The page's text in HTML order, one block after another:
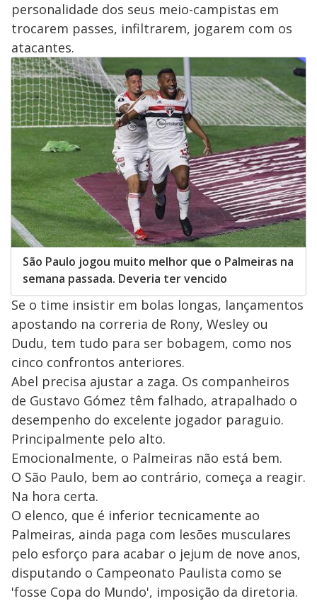
personalidade dos seus meio-campistas em
trocarem passes, infiltrarem, jogarem com os
atacantes.
São Paulo jogou muito melhor que o Palmeiras na
semana passada. Deveria ter vencido
Se o time insistir em bolas longas, lançamentos
apostando na correria de Rony, Wesley ou
Dudu, tem tudo para ser bobagem, como nos
cinco confrontos anteriores.
Abel precisa ajustar a zaga. Os companheiros
de Gustavo Gómez têm falhado, atrapalhado o
desempenho do excelente jogador paraguio.
Principalmente pelo alto.
Emocionalmente, o Palmeiras não está bem.
O São Paulo, bem ao contrário, começa a reagir.
Na hora certa.
O elenco, que é inferior tecnicamente ao
Palmeiras, ainda paga com lesões musculares
pelo esforço para acabar o jejum de nove anos,
disputando o Campeonato Paulista como se
'fosse Copa do Mundo', imposição da diretoria.